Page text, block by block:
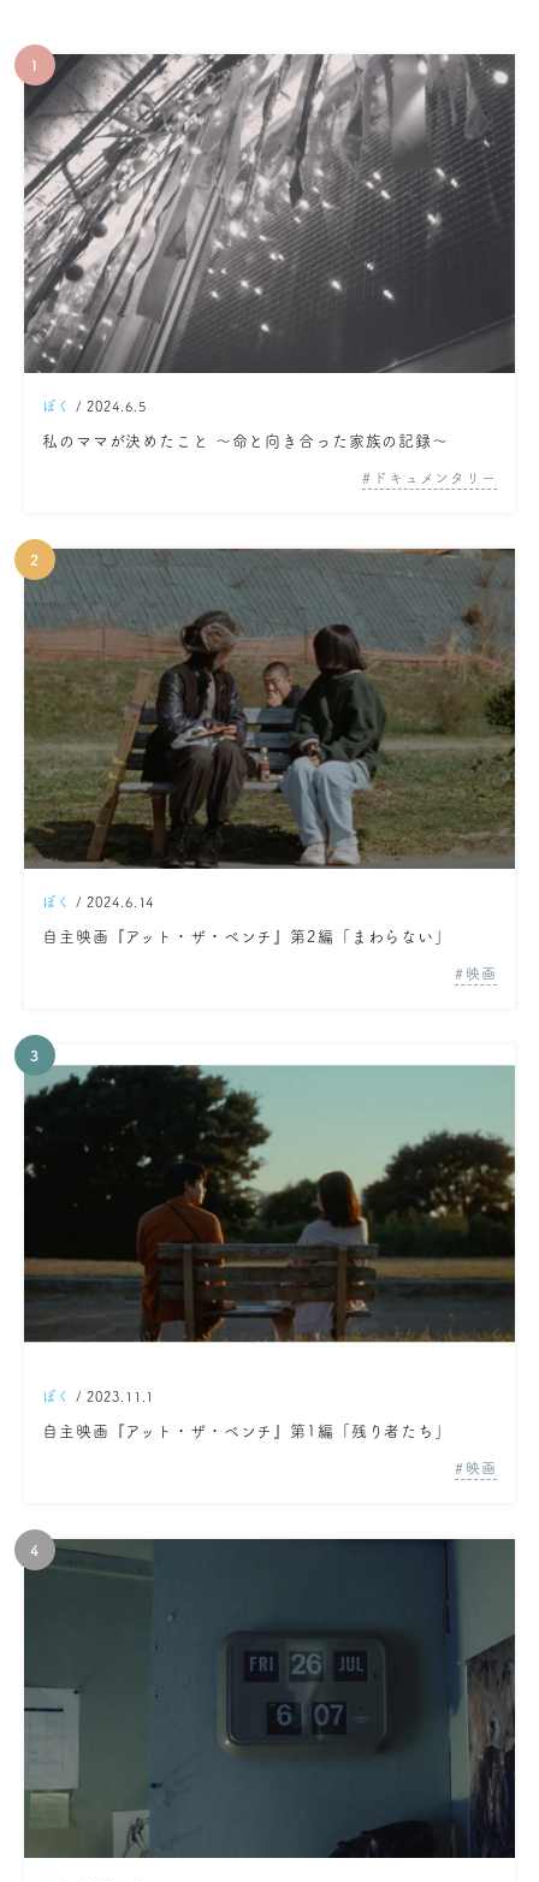
ぼく / 2024.6.5
私のママが決めたこと ～命と向き合った家族の記録～
ドキュメンタリー
ぼく / 2024.6.14
自主映画『アット・ザ・ベンチ』第2編「まわらない」
映画
ぼく / 2023.11.1
自主映画『アット・ザ・ベンチ』第1編「残り者たち」
映画